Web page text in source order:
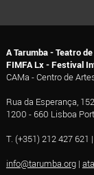
A Tarumba - Teatro
FIMFA Lx - Festival
CAMa - Centro de
Rua da Esperança, 152
1200 - 660 Lisboa
T. (+351) 212 427 621
info@tarumba.org|